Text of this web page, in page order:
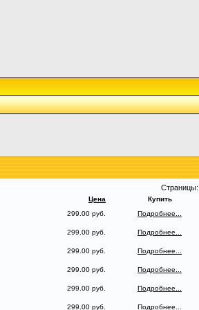
Страницы:
Цена
Купить
299.00 руб.
Подробнее...
299.00 руб.
Подробнее...
299.00 руб.
Подробнее...
299.00 руб.
Подробнее...
299.00 руб.
Подробнее...
299.00 руб. Подробнее...